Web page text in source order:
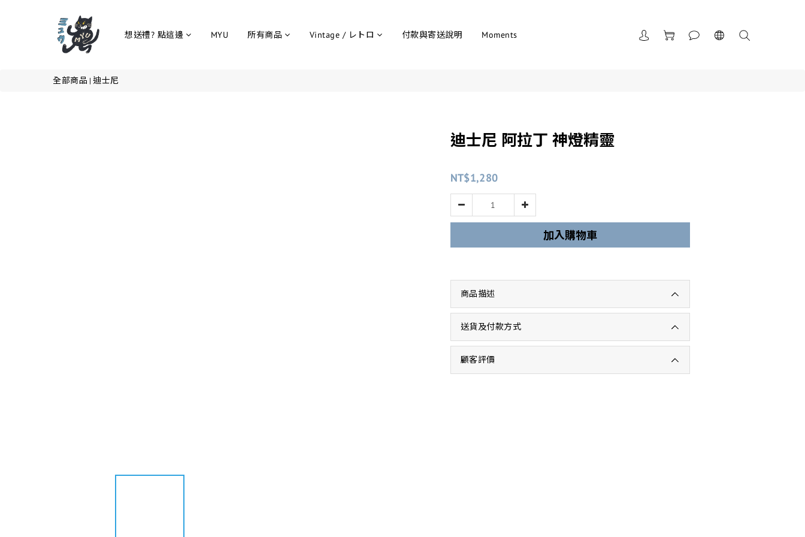
想送禮? 點這邊 MYU 所有商品 Vintage / レトロ 付款與寄送說明 Moments
全部商品 | 迪士尼
迪士尼 阿拉丁 神燈精靈
NT$1,280
加入購物車
商品描述
送貨及付款方式
顧客評價